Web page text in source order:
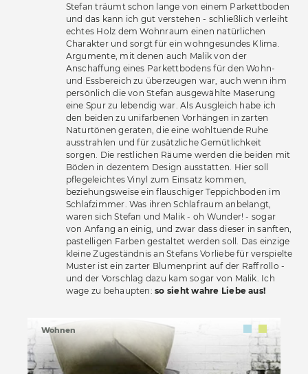
Stefan träumt schon lange von einem Parkettboden
und das kann ich gut verstehen - schließlich verleiht
echtes Holz dem Wohnraum einen natürlichen
Charakter und sorgt für ein wohngesundes Klima.
Argumente, mit denen auch Malik von der
Anschaffung eines Parkettbodens für den Wohn-
und Essbereich zu überzeugen war, auch wenn ihm
persönlich die von Stefan ausgewählte Maserung
eine Spur zu lebendig war. Als Ausgleich habe ich
den beiden zu unifarbenen Vorhängen in zarten
Naturtönen geraten, die eine wohltuende Ruhe
ausstrahlen und für zusätzliche Gemütlichkeit
sorgen. Die restlichen Räume werden die beiden mit
Böden in dezentem Design ausstatten. Hier soll
pflegeleichtes Vinyl zum Einsatz kommen,
beziehungsweise ein flauschiger Teppichboden im
Schlafzimmer. Was ihren Schlafraum anbelangt,
waren sich Stefan und Malik - oh Wunder! - sogar
von Anfang an einig, und zwar dass dieser in sanften,
pastelligen Farben gestaltet werden soll. Das einzige
kleine Zugeständnis an Stefans Vorliebe für verspielte
Muster ist ein zarter Blumenprint auf der Raffrollo -
und der Vorschlag dazu kam sogar von Malik. Ich
wage zu behaupten:so sieht wahre Liebe aus!
Wohnen